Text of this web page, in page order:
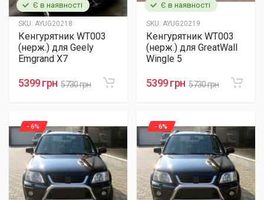
Є в наявності
SKU: AYUG20218
Кенгурятник WT003
(нерж.) для Geely
Emgrand X7
5399 грн 5730 грн
Є в наявності
SKU: AYUG20219
Кенгурятник WT003
(нерж.) для GreatWall
Wingle 5
5399 грн 5730 грн
- 6% - 6%